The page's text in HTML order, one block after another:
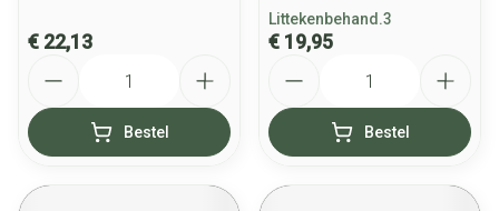
€ 22,13
Bestel
Littekenbehand.3
€ 19,95
Bestel